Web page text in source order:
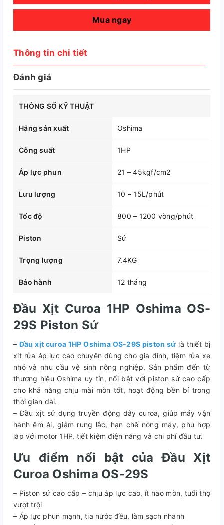
Mua ngay
Thông tin chi tiết
Đánh giá
THÔNG SỐ KỸ THUẬT
Hãng sản xuất Oshima
Công suất 1HP
Áp lực phun 21 – 45kgf/cm2
Lưu lượng 10 – 15L/phút
Tốc độ 800 – 1200 vòng/phút
Piston Sứ
Trọng lượng 7.4KG
Bảo hành 12 tháng
Đầu Xịt Curoa 1HP Oshima OS-
29S Piston Sứ
–Đầu xịt curoa 1HP Oshima OS-29S piston sứ là thiết bị
xịt rửa áp lực cao chuyên dùng cho gia đình, tiệm rửa xe
nhỏ và nhu cầu vệ sinh nông nghiệp. Sản phẩm đến từ
thương hiệu Oshima uy tín, nổi bật với piston sứ cao cấp
cho khả năng chịu mài mòn tốt, hoạt động bền bỉ trong
thời gian dài.
– Đầu xịt sử dụng truyền động dây curoa, giúp máy vận
hành êm ái, giảm rung lắc, hạn chế nóng máy, phù hợp
lắp với motor 1HP, tiết kiệm điện năng và chi phí đầu tư.
Ưu điểm nổi bật của Đầu Xịt
Curoa Oshima OS-29S
– Piston sứ cao cấp – chịu áp lực cao, ít hao mòn, tuổi thọ
vượt trội
– Áp lực phun mạnh, tia nước đều, làm sạch nhanh